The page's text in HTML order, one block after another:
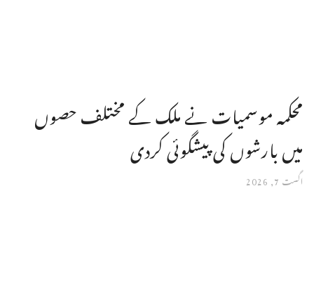
محکمہ موسمیات نے ملک کے مختلف حصوں
میں بارشوں کی پیشگوئی کردی
اگست 7, 2026